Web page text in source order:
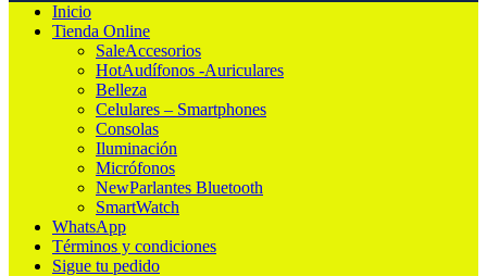
Inicio
Tienda Online
SaleAccesorios
HotAudífonos -Auriculares
Belleza
Celulares – Smartphones
Consolas
Iluminación
Micrófonos
NewParlantes Bluetooth
SmartWatch
WhatsApp
Términos y condiciones
Sigue tu pedido